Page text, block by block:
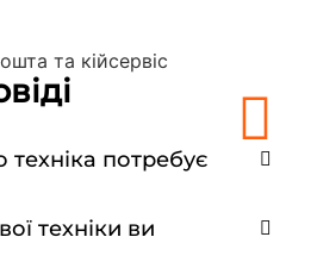
техніка потребує
техніки ви